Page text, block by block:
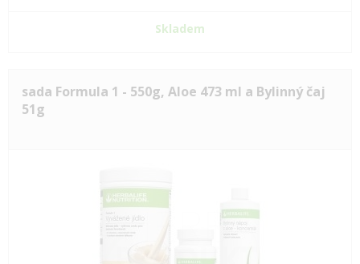
Skladem
sada Formula 1 - 550g, Aloe 473 ml a Bylinný čaj
51g